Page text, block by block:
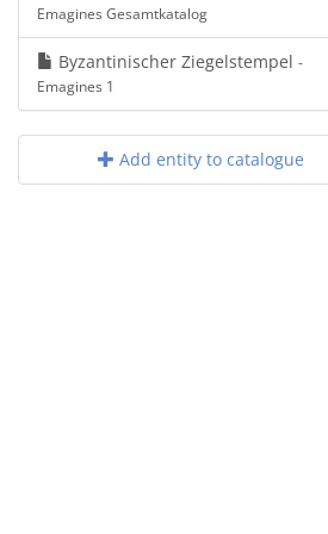
Emagines Gesamtkatalog
Byzantinischer Ziegelstempel -
Emagines 1
Add entity to catalogue